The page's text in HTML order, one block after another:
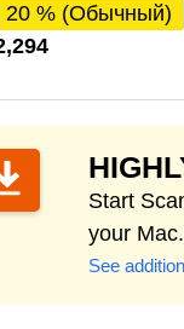
20 % (Обычный)
Start
your Mac.
See